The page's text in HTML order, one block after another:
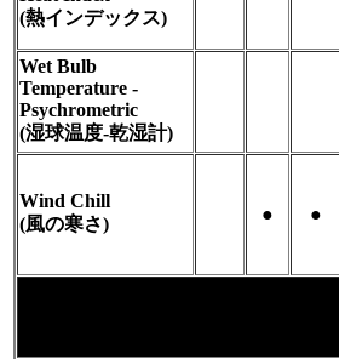
(熱インデックス)
Wet Bulb
Temperature -
Psychrometric
(湿球温度-乾湿計)
Wind Chill
(風の寒さ)
● ●